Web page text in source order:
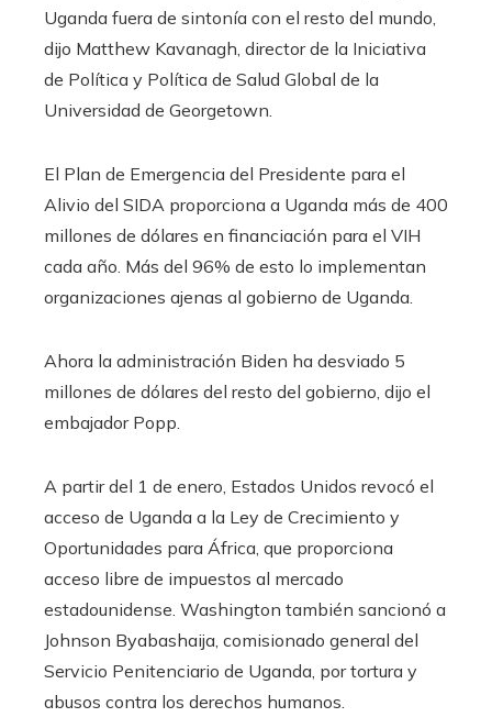
Uganda fuera de sintonía con el resto del mundo,
dijo Matthew Kavanagh, director de la Iniciativa
de Política y Política de Salud Global de la
Universidad de Georgetown.
El Plan de Emergencia del Presidente para el
Alivio del SIDA proporciona a Uganda más de 400
millones de dólares en financiación para el VIH
cada año. Más del 96% de esto lo implementan
organizaciones ajenas al gobierno de Uganda.
Ahora la administración Biden ha desviado 5
millones de dólares del resto del gobierno, dijo el
embajador Popp.
A partir del 1 de enero, Estados Unidos revocó el
acceso de Uganda a la Ley de Crecimiento y
Oportunidades para África, que proporciona
acceso libre de impuestos al mercado
estadounidense. Washington también sancionó a
Johnson Byabashaija, comisionado general del
Servicio Penitenciario de Uganda, por tortura y
abusos contra los derechos humanos.